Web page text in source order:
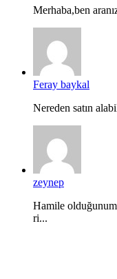
Merhaba,ben
Feray baykal
Nereden satın
zeynep
Hamile
ri...